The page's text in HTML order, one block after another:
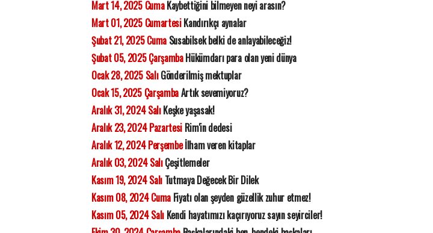
Mart 14, 2025 CumaKaybettiğini bilmeyen neyi arasın?
Mart 01, 2025 CumartesiKandırıkçı aynalar
Şubat 21, 2025 CumaSusabilsek belki de anlayabileceğiz!
Şubat 05, 2025 ÇarşambaHükümdarı para olan yeni dünya
Ocak 28, 2025 SalıGönderilmiş mektuplar
Ocak 15, 2025 ÇarşambaArtık sevemiyoruz?
Aralık 31, 2024 SalıKeşke yaşasak!
Aralık 23, 2024 Pazartesi Rim'in dedesi
Aralık 12, 2024 Perşembeİlham veren kitaplar
Aralık 03, 2024 SalıÇeşitlemeler
Kasım 19, 2024 SalıTutmaya Değecek Bir Dilek
Kasım 08, 2024 CumaFiyatı olan şeyden güzellik zuhur etmez!
Kasım 05, 2024 SalıKendi hayatımızı kaçırıyoruz sayın seyirciler!